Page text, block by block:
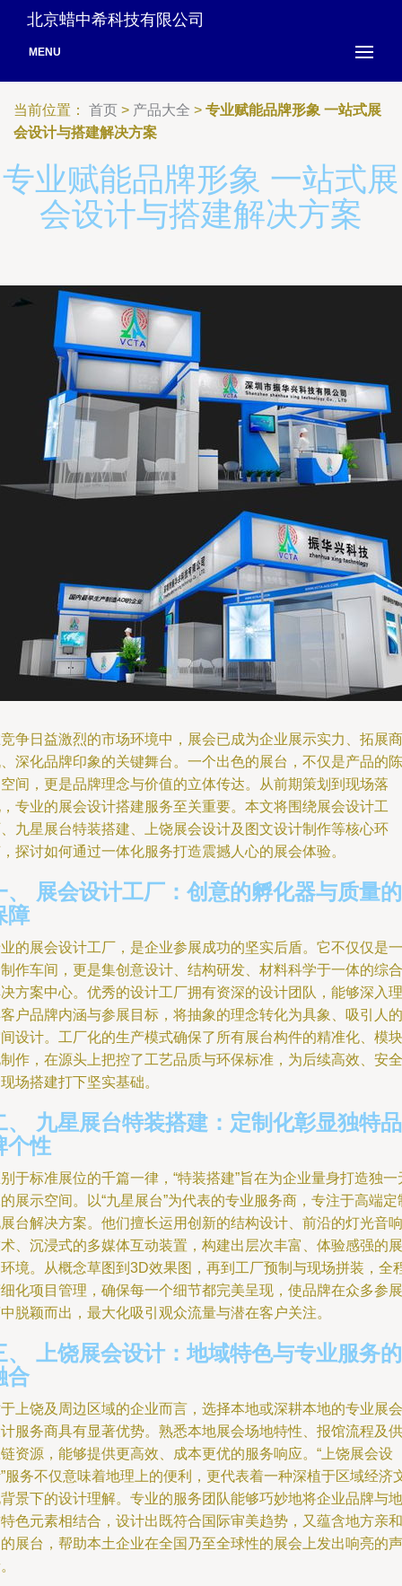
北京蜡中希科技有限公司
MENU
当前位置： 首页 > 产品大全 > 专业赋能品牌形象 一站式展
会设计与搭建解决方案
专业赋能品牌形象 一站式展
会设计与搭建解决方案
争日益激烈的市场环境中，展会已成为企业展示实力、拓展商
深化品牌印象的关键舞台。一个出色的展台，不仅是产品的陈
间，更是品牌理念与价值的立体传达。从前期策划到现场落
专业的展会设计搭建服务至关重要。本文将围绕展会设计工
九星展台特装搭建、上饶展会设计及图文设计制作等核心环
探讨如何通过一体化服务打造震撼人心的展会体验。
、 展会设计工厂：创意的孵化器与质量的
障
的展会设计工厂，是企业参展成功的坚实后盾。它不仅仅是一
作车间，更是集创意设计、结构研发、材料科学于一体的综合
方案中心。优秀的设计工厂拥有资深的设计团队，能够深入理
户品牌内涵与参展目标，将抽象的理念转化为具象、吸引人的
设计。工厂化的生产模式确保了所有展台构件的精准化、模块
作，在源头上把控了工艺品质与环保标准，为后续高效、安全
场搭建打下坚实基础。
、 九星展台特装搭建：定制化彰显独特品
个性
于标准展位的千篇一律，“特装搭建”旨在为企业量身打造独一
展示空间。以“九星展台”为代表的专业服务商，专注于高端定
台解决方案。他们擅长运用创新的结构设计、前沿的灯光音响
、沉浸式的多媒体互动装置，构建出层次丰富、体验感强的展
境。从概念草图到3D效果图，再到工厂预制与现场拼装，全
化项目管理，确保每一个细节都完美呈现，使品牌在众多参展
脱颖而出，最大化吸引观众流量与潜在客户关注。
、 上饶展会设计：地域特色与专业服务的
合
上饶及周边区域的企业而言，选择本地或深耕本地的专业展会
服务商具有显著优势。熟悉本地展会场地特性、报馆流程及供
资源，能够提供更高效、成本更优的服务响应。“上饶展会设
服务不仅意味着地理上的便利，更代表着一种深植于区域经济
景下的设计理解。专业的服务团队能够巧妙地将企业品牌与地
色元素相结合，设计出既符合国际审美趋势，又蕴含地方亲和
展台，帮助本土企业在全国乃至全球性的展会上发出响亮的声